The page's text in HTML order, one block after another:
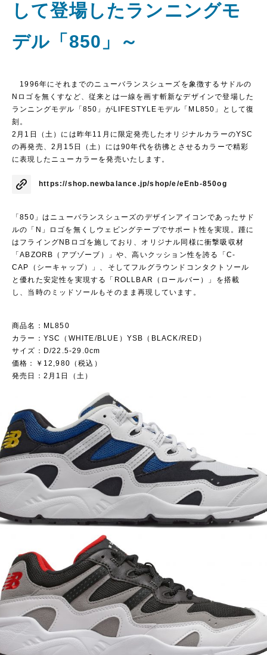
して登場したランニングモ
デル「850」～
1996年にそれまでのニューバランスシューズを象徴するサドルの
Nロゴを無くすなど、従来とは一線を画す斬新なデザインで登場した
ランニングモデル「850」がLIFESTYLEモデル「ML850」として復
刻。
2月1日（土）には昨年11月に限定発売したオリジナルカラーのYSC
の再発売、2月15日（土）には90年代を彷彿とさせるカラーで精彩
に表現したニューカラーを発売いたします。
https://shop.newbalance.jp/shop/e/eEnb-850og
「850」はニューバランスシューズのデザインアイコンであったサド
ルの「N」ロゴを無くしウェビングテープでサポート性を実現。踵に
はフライングNBロゴを施しており、オリジナル同様に衝撃吸収材
「ABZORB（アブゾーブ）」や、高いクッション性を誇る「C-
CAP（シーキャップ）」、そしてフルグラウンドコンタクトソール
と優れた安定性を実現する「ROLLBAR（ロールバー）」を搭載
し、当時のミッドソールもそのまま再現しています。
商品名：ML850
カラー：YSC（WHITE/BLUE）YSB（BLACK/RED）
サイズ：D/22.5-29.0cm
価格：￥12,980（税込）
発売日：2月1日（土）